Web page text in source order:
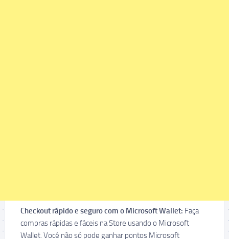
Checkout rápido e seguro com o Microsoft Wallet: Faça
compras rápidas e fáceis na Store usando o Microsoft
Wallet. Você não só pode ganhar pontos Microsoft